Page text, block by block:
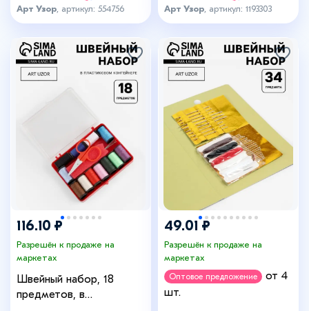
Арт Узор , артикул: 554756 Арт Узор , артикул: 1193303
116.10 ₽
Разрешён к продаже на
маркетах
Швейный набор, 18
предметов, в
49.01 ₽
Разрешён к продаже на
маркетах
Оптовое предложение
от 4
шт.